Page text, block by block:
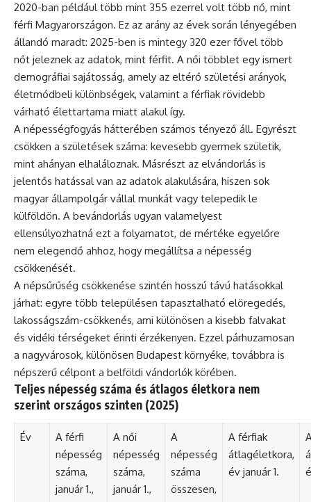
2020-ban például több mint 355 ezerrel volt több nő, mint
férfi Magyarországon. Ez az arány az évek során lényegében
állandó maradt: 2025-ben is mintegy 320 ezer fővel több
nőt jeleznek az adatok, mint férfit. A női többlet egy ismert
demográfiai sajátosság, amely az eltérő születési arányok,
életmódbeli különbségek, valamint a férfiak rövidebb
várható élettartama miatt alakul így.
A népességfogyás hátterében számos tényező áll. Egyrészt
csökken a születések száma: kevesebb gyermek születik,
mint ahányan elhaláloznak. Másrészt az elvándorlás is
jelentős hatással van az adatok alakulására, hiszen sok
magyar állampolgár vállal munkát vagy telepedik le
külföldön. A bevándorlás ugyan valamelyest
ellensúlyozhatná ezt a folyamatot, de mértéke egyelőre
nem elegendő ahhoz, hogy megállítsa a népesség
csökkenését.
A népsűrűség csökkenése szintén hosszú távú hatásokkal
járhat: egyre több településen tapasztalható elöregedés,
lakosságszám-csökkenés, ami különösen a kisebb falvakat
és vidéki térségeket érinti érzékenyen. Ezzel párhuzamosan
a nagyvárosok, különösen Budapest környéke, továbbra is
népszerű célpont a belföldi vándorlók körében.
Teljes népesség száma és átlagos életkora nem
szerint országos szinten (2025)
Év
A férfi
népesség
száma,
január 1.,
A női
népesség
száma,
január 1.,
A
népesség
száma
összesen,
A férfiak
átlagéletkora,
év január 1.